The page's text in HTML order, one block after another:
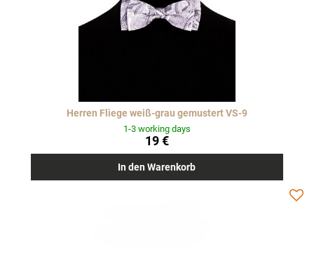
Herren Fliege weiß-grau gemustert VS-9
1-3 working days
19 €
In den Warenkorb